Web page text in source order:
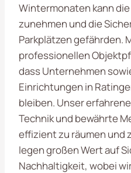
Wintermonaten kann
zunehmen und die
Parkplätzen gefährden.
professionellen
dass Unternehmen
Einrichtungen in
bleiben. Unser
Technik und bewährte
effizient zu räumen und
legen großen Wert auf
Nachhaltigkeit, wobei